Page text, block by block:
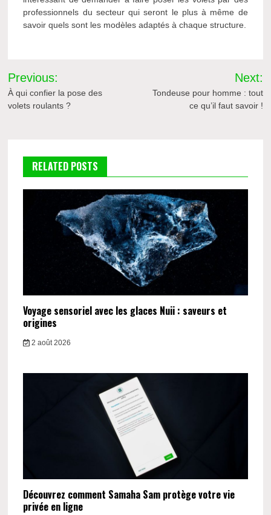
professionnels du secteur qui seront le plus à même de
savoir quels sont les modèles adaptés à chaque structure.
Navigation
de
Previous:
À qui confier la pose des
volets roulants ?
Next:
Tondeuse pour homme : tout
ce qu’il faut savoir !
RELATED POSTS
Voyage sensoriel avec les glaces Nuii : saveurs et
origines
2 août 2026
Découvrez comment Samaha Sam protège votre vie
privée en ligne